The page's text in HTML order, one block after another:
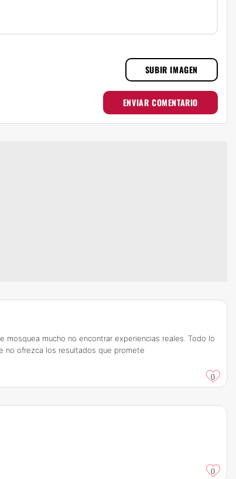
SUBIR IMAGEN
ENVIAR COMENTARIO
mucho no encontrar experiencias reales. Todo lo
no ofrezca los resultados que promete
0
0